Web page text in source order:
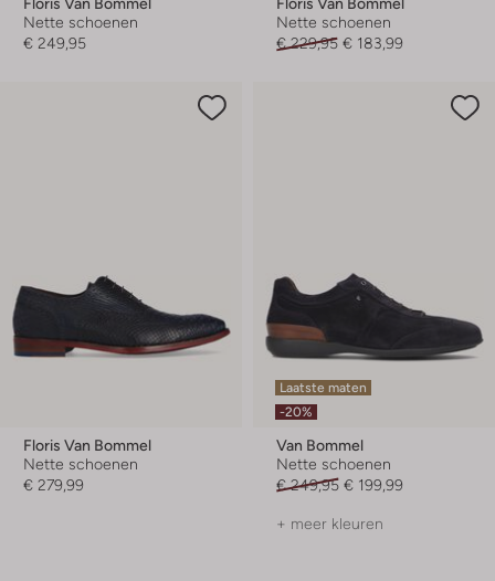
Nette schoenen
€ 249,95
Nette schoenen
€ 229,95 € 183,99
Floris Van Bommel
Nette schoenen
€ 279,99
Laatste maten
-20%
Van Bommel
Nette schoenen
€ 249,95 € 199,99
+ meer kleuren